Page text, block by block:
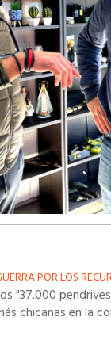
POR LOS
"37.000
chicanas en la